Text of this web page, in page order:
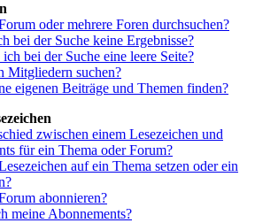
oder mehrere Foren durchsuchen?
bei der Suche keine Ergebnisse?
bei der Suche eine leere Seite?
Mitgliedern suchen?
eigenen Beiträge und Themen finden?
zwischen einem Lesezeichen und
für ein Thema oder Forum?
auf ein Thema setzen oder ein
abonnieren?
meine Abonnements?